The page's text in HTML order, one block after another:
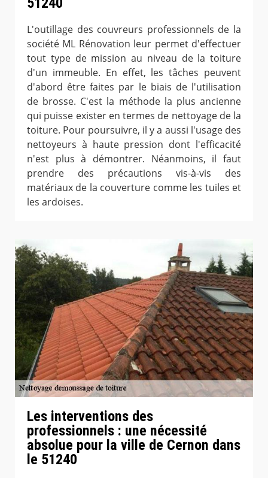
L'outillage des couvreurs professionnels de la
société ML Rénovation leur permet d'effectuer
tout type de mission au niveau de la toiture
d'un immeuble. En effet, les tâches peuvent
d'abord être faites par le biais de l'utilisation
de brosse. C'est la méthode la plus ancienne
qui puisse exister en termes de nettoyage de la
toiture. Pour poursuivre, il y a aussi l'usage des
nettoyeurs à haute pression dont l'efficacité
n'est plus à démontrer. Néanmoins, il faut
prendre des précautions vis-à-vis des
matériaux de la couverture comme les tuiles et
les ardoises.
Les interventions des
professionnels : une nécessité
absolue pour la ville de Cernon dans
le 51240